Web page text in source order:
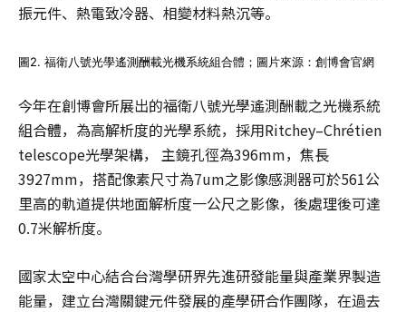
振元件、熱電致冷器、相變材料熱沉等。
圖2. 福衛八號光學遙測酬載光機系統組合體；圖片來源：創博會官網
今年在創博會所展出的福衛八號光學遙測酬載之光機系統
組合體，為高解析度的光學系統，採用Ritchey–Chrétien
telescope光學架構， 主鏡孔徑為396mm，焦長
3927mm，搭配像素尺寸為7um之影像感測器可於561公
里高的軌道提供地面解析度一公尺之影像，後處理後可達
0.7米解析度。
國家太空中心結合台灣學研界先進研發能量與產業界製造
能量，建立台灣關鍵元件發展的產學研合作團隊，在過去